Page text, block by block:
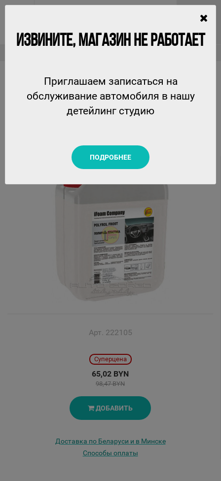
POLYROL FROST - МАТОВОЕ МОЛОЧКО ДЛЯ
ПЛАСТИКА IFOAM, 5КГ
Арт. 222105
Суперцена
65,02 BYN
98,47 BYN
ДОБАВИТЬ
Доставка по Беларуси и в Минске
Способы оплаты
ИЗВИНИТЕ, МАГАЗИН НЕ РАБОТАЕТ
Приглашаем записаться на
обслуживание автомобиля в нашу
детейлинг студию
ПОДРОБНЕЕ